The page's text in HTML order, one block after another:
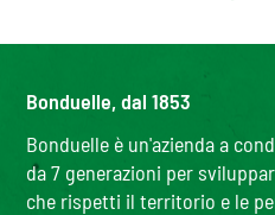
Bonduelle, dal 1853
Bonduelle è un'azienda a
da 7 generazioni per
che rispetti il territorio e le